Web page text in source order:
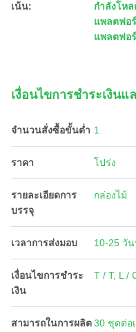
เน้น: กำลังโห
แพลตฟอ
แพลตฟอ
เงื่อนไขการชําระเงินแ
จำนวนสั่งซื้อขั้นต่ำ 1
ราคา โปร่ง
รายละเอียดการ
บรรจุ
กล่องไม้
เวลาการส่งมอบ 10-25 วั
เงื่อนไขการชำระ
เงิน
T / T, L /
สามารถในการผลิต30 ชุดต่อ